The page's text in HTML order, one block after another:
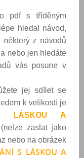
pdf s tříděným
hledal návod,
některý z návodů
nebo jen hledáte
vás posune v
jej sdílet se
k velikosti je
LÁSKOU A
zaslat jako
nebo na obrázek
S LÁSKOU A